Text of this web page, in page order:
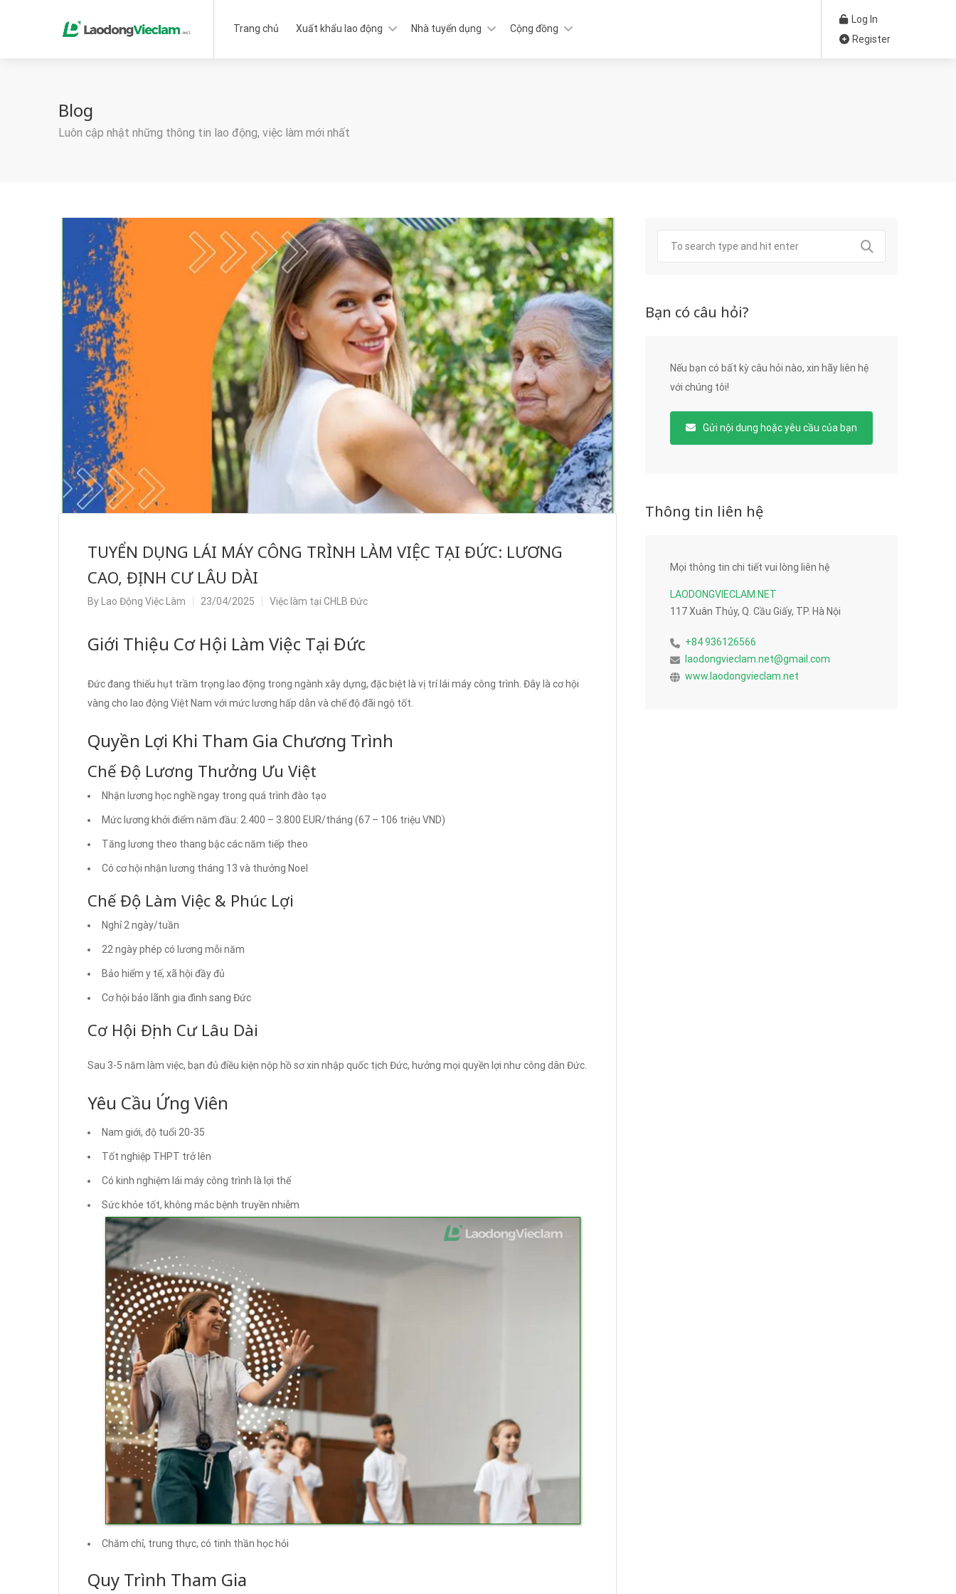
Trang chủ Xuất khẩu lao động Nhà tuyển dụng Cộng đồng
Log In
Register
Blog
Luôn cập nhật những thông tin lao động, việc làm mới nhất
TUYỂN DỤNG LÁI MÁY CÔNG TRÌNH LÀM VIỆC TẠI ĐỨC: LƯƠNG
CAO, ĐỊNH CƯ LÂU DÀI
By Lao Động Việc Làm 23/04/2025 Việc làm tại CHLB Đức
Giới Thiệu Cơ Hội Làm Việc Tại Đức
Đức đang thiếu hụt trầm trọng lao động trong ngành xây dựng, đặc biệt là vị trí lái máy công trình. Đây là cơ hội
vàng cho lao động Việt Nam với mức lương hấp dẫn và chế độ đãi ngộ tốt.
Quyền Lợi Khi Tham Gia Chương Trình
Chế Độ Lương Thưởng Ưu Việt
Nhận lương học nghề ngay trong quá trình đào tạo
Mức lương khởi điểm năm đầu: 2.400 – 3.800 EUR/tháng (67 – 106 triệu VND)
Tăng lương theo thang bậc các năm tiếp theo
Có cơ hội nhận lương tháng 13 và thưởng Noel
Chế Độ Làm Việc & Phúc Lợi
Nghỉ 2 ngày/tuần
22 ngày phép có lương mỗi năm
Bảo hiểm y tế, xã hội đầy đủ
Cơ hội bảo lãnh gia đình sang Đức
Cơ Hội Định Cư Lâu Dài
Sau 3-5 năm làm việc, bạn đủ điều kiện nộp hồ sơ xin nhập quốc tịch Đức, hưởng mọi quyền lợi như công dân Đức.
Yêu Cầu Ứng Viên
Nam giới, độ tuổi 20-35
Tốt nghiệp THPT trở lên
Có kinh nghiệm lái máy công trình là lợi thế
Sức khỏe tốt, không mắc bệnh truyền nhiễm
Chăm chỉ, trung thực, có tinh thần học hỏi
Quy Trình Tham Gia
Bạn có câu hỏi?
Nếu bạn có bất kỳ câu hỏi nào, xin hãy liên hệ
với chúng tôi!
Gửi nội dung hoặc yêu cầu của bạn
Thông tin liên hệ
Mọi thông tin chi tiết vui lòng liên hệ
LAODONGVIECLAM.NET
117 Xuân Thủy, Q. Cầu Giấy, TP. Hà Nội
+84 936126566
laodongvieclam.net@gmail.com
www.laodongvieclam.net